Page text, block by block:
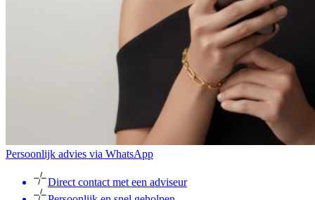
Persoonlijk advies via WhatsApp
Direct contact met een adviseur